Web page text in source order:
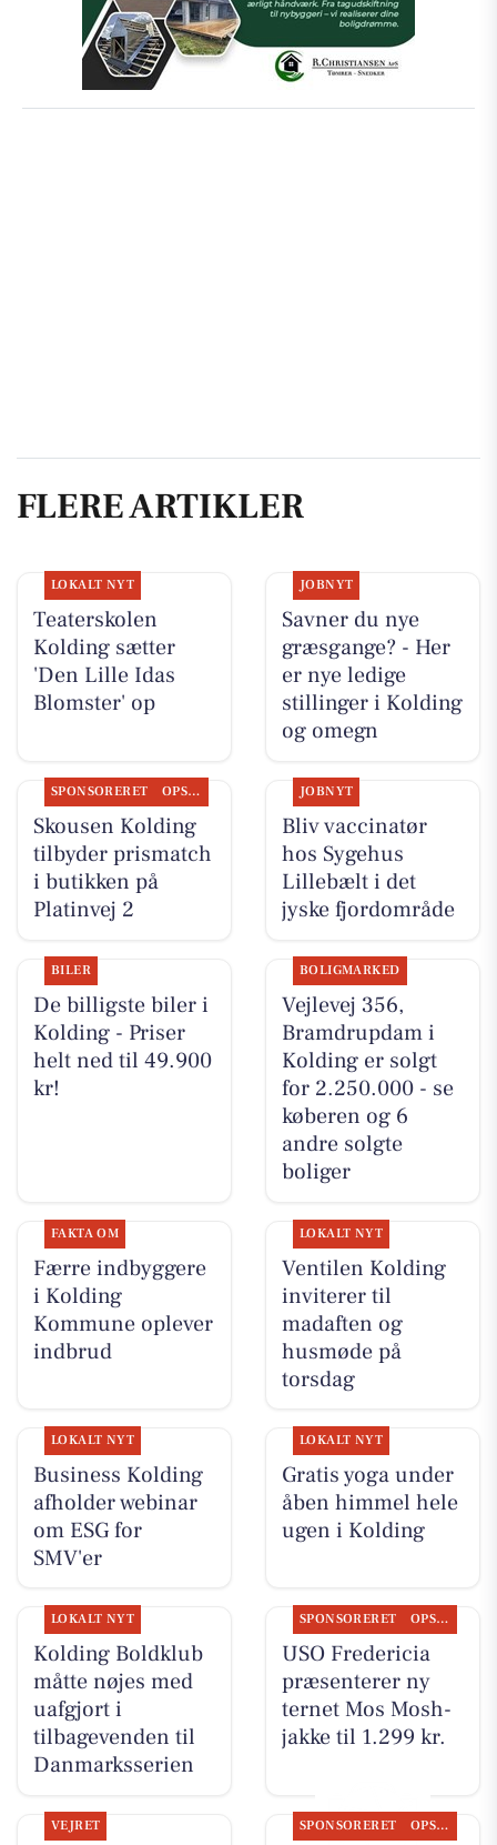
FLERE ARTIKLER
LOKALT NYT
Teaterskolen
Kolding sætter
'Den Lille Idas
Blomster' op
JOBNYT
Savner du nye
græsgange? - Her
er nye ledige
stillinger i Kolding
og omegn
SPONSORERET OPSLAGSTAVLEN
Skousen Kolding
tilbyder prismatch
i butikken på
Platinvej 2
JOBNYT
Bliv vaccinatør
hos Sygehus
Lillebælt i det
jyske fjordområde
BILER
De billigste biler i
Kolding - Priser
helt ned til 49.900
kr!
BOLIGMARKED
Vejlevej 356,
Bramdrupdam i
Kolding er solgt
for 2.250.000 - se
køberen og 6
andre solgte
boliger
FAKTA OM
Færre indbyggere
i Kolding
Kommune oplever
indbrud
LOKALT NYT
Ventilen Kolding
inviterer til
madaften og
husmøde på
torsdag
LOKALT NYT
Business Kolding
afholder webinar
om ESG for
SMV'er
LOKALT NYT
Gratis yoga under
åben himmel hele
ugen i Kolding
LOKALT NYT
Kolding Boldklub
måtte nøjes med
uafgjort i
tilbagevenden til
Danmarksserien
SPONSORERET OPSLAGSTAVLEN
USO Fredericia
præsenterer ny
ternet Mos Mosh-
jakke til 1.299 kr.
VEJRET SPONSORERET OPSLAGSTAVLEN